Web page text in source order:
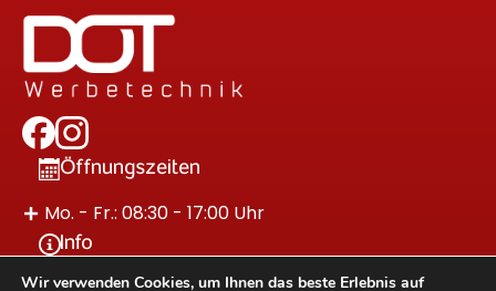
Öffnungszeiten
Mo. - Fr.: 08:30 - 17:00 Uhr
Info
Wir verwenden Cookies, um Ihnen das beste Erlebnis auf